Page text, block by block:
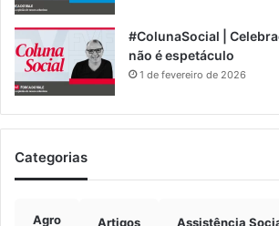
#ColunaSocial |
não é espetáculo
1 de fevereiro de 2026
Categorias
Agro Artigos Assistência